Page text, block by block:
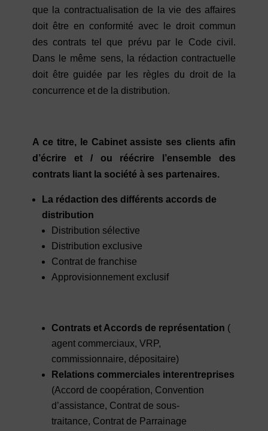
que la contractualisation de la vie des affaires
doit être en conformité avec le droit commun
des contrats tel que prévu par le Code civil.
Dans le même sens, la rédaction contractuelle
doit être guidée par les règles du droit de la
concurrence et de la distribution.
A ce titre, le Cabinet assiste ses clients afin
d’écrire et / ou réécrire l’ensemble des
contrats liant la société à ses partenaires.
La rédaction des différents accords de
distribution
Distribution sélective
Distribution exclusive
Contrat de franchise
Approvisionnement exclusif
Contrats et Accords de représentation (
agent commerciaux, VRP,
commissionnaire, dépositaire)
Relations commerciales interentreprises
(Accord de coopération, Convention
d’assistance, Contrat de sous-
traitance, Contrat de Parrainage